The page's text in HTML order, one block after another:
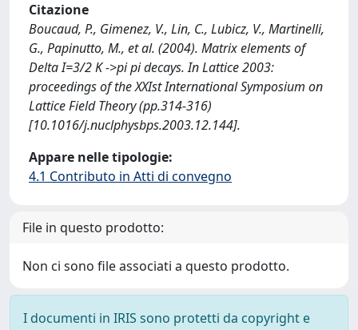
Citazione
Boucaud, P., Gimenez, V., Lin, C., Lubicz, V., Martinelli,
G., Papinutto, M., et al. (2004). Matrix elements of
Delta I=3/2 K ->pi pi decays. In Lattice 2003:
proceedings of the XXIst International Symposium on
Lattice Field Theory (pp.314-316)
[10.1016/j.nuclphysbps.2003.12.144].
Appare nelle tipologie:
4.1 Contributo in Atti di convegno
File in questo prodotto:
Non ci sono file associati a questo prodotto.
I documenti in IRIS sono protetti da copyright e